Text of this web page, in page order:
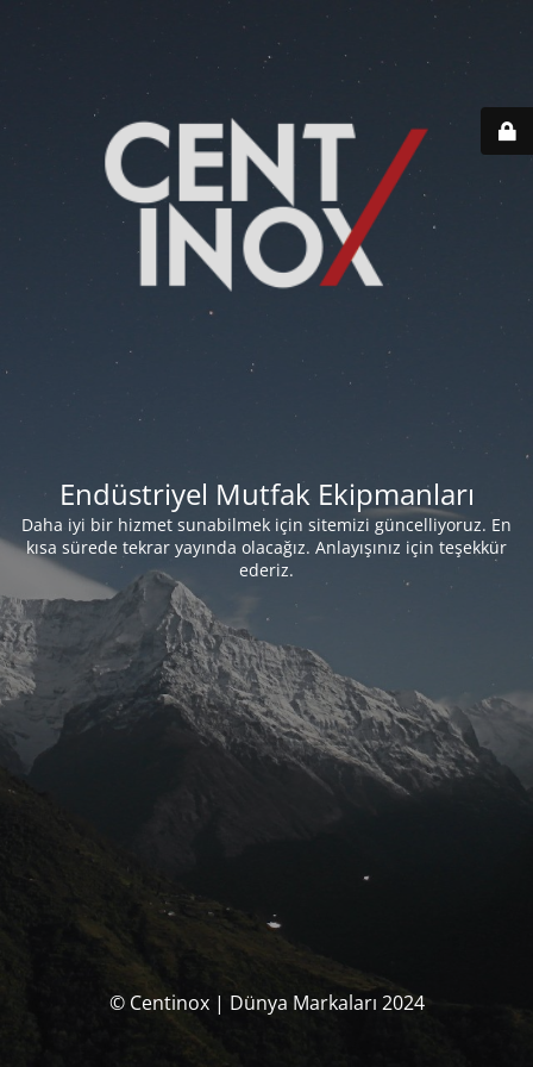
Endüstriyel Mutfak Ekipmanları
Daha iyi bir hizmet sunabilmek için sitemizi güncelliyoruz. En
kısa sürede tekrar yayında olacağız. Anlayışınız için teşekkür
ederiz.
© Centinox | Dünya Markaları 2024